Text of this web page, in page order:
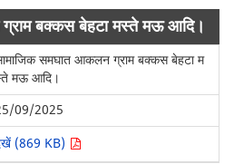
बक्कस बेहटा मस्ते मऊ आदि।
समघात आकलन ग्राम बक्कस बेहटा म
मऊ आदि।
09/2025
(869 KB)